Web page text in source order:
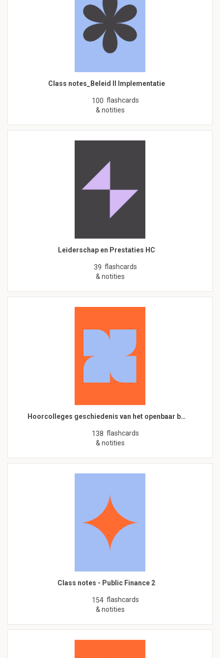
Class notes_Beleid II Implementatie
100 flashcards
& notities
Leiderschap en Prestaties HC
39 flashcards
& notities
Hoorcolleges geschiedenis van het openbaar b…
138 flashcards
& notities
Class notes - Public Finance 2
154 flashcards
& notities